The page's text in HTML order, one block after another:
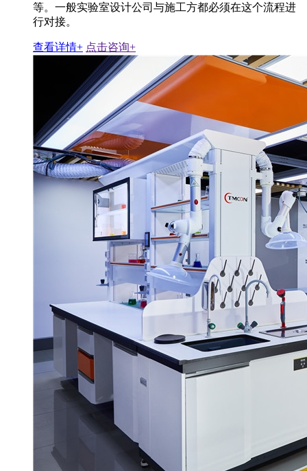
等。一般实验室设计公司与施工方都必须在这个流程进
行对接。
查看详情+ 点击咨询+